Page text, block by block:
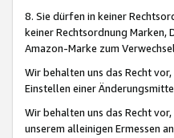
8. Sie dürfen in keiner
keiner Rechtsordnung Marken,
Amazon-Marke zum
Wir behalten uns das Recht
Einstellen einer
Wir behalten uns das Recht
unserem alleinigen Ermessen